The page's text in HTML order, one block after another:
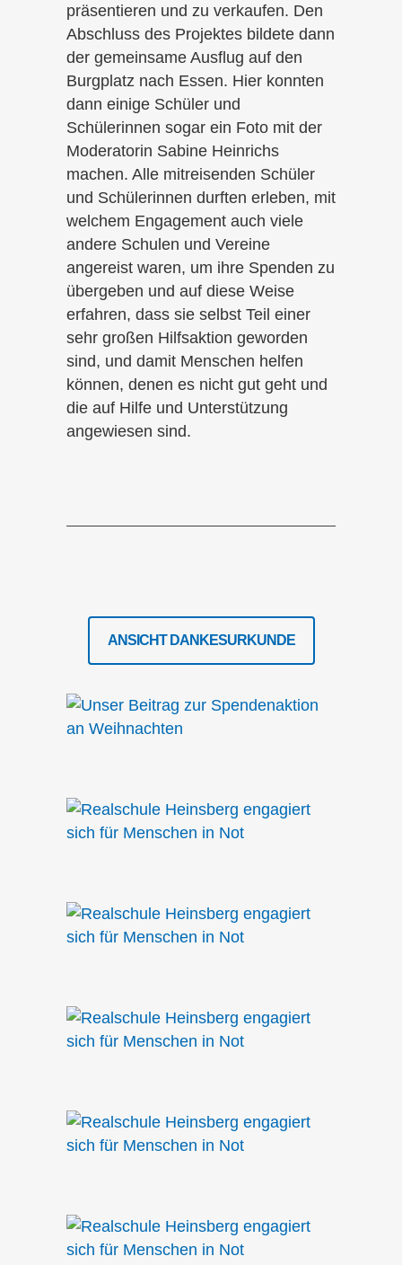
präsentieren und zu verkaufen. Den
Abschluss des Projektes bildete dann
der gemeinsame Ausflug auf den
Burgplatz nach Essen. Hier konnten
dann einige Schüler und
Schülerinnen sogar ein Foto mit der
Moderatorin Sabine Heinrichs
machen. Alle mitreisenden Schüler
und Schülerinnen durften erleben, mit
welchem Engagement auch viele
andere Schulen und Vereine
angereist waren, um ihre Spenden zu
übergeben und auf diese Weise
erfahren, dass sie selbst Teil einer
sehr großen Hilfsaktion geworden
sind, und damit Menschen helfen
können, denen es nicht gut geht und
die auf Hilfe und Unterstützung
angewiesen sind.
ANSICHT DANKESURKUNDE